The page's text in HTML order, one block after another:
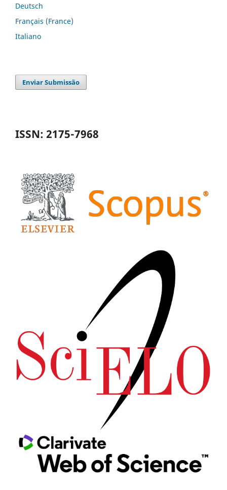
Deutsch
Français (France)
Italiano
Enviar Submissão
ISSN: 2175-7968